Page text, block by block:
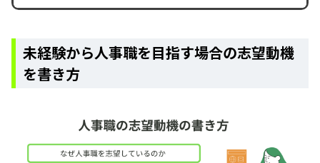
未経験から人事職を目指す場合の志望動機
を書き方